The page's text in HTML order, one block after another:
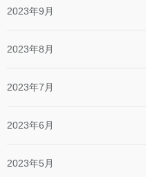
2023年9月
2023年8月
2023年7月
2023年6月
2023年5月